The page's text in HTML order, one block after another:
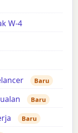
W-4
Baru
Baru
Baru